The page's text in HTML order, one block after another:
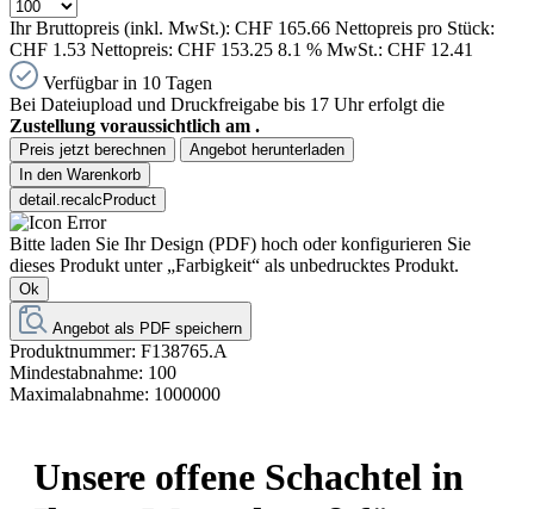
Ihr Bruttopreis (inkl. MwSt.): CHF 165.66 Nettopreis pro Stück:
CHF 1.53 Nettopreis: CHF 153.25 8.1 % MwSt.: CHF 12.41
Verfügbar in 10 Tagen
Bei Dateiupload und Druckfreigabe bis 17 Uhr erfolgt die
Zustellung voraussichtlich am .
Preis jetzt berechnen
Angebot herunterladen
In den Warenkorb
detail.recalcProduct
Bitte laden Sie Ihr Design (PDF) hoch oder konfigurieren Sie
dieses Produkt unter „Farbigkeit“ als unbedrucktes Produkt.
Ok
Angebot als PDF speichern
Produktnummer: F138765.A
Mindestabnahme: 100
Maximalabnahme: 1000000
Unsere offene Schachtel in